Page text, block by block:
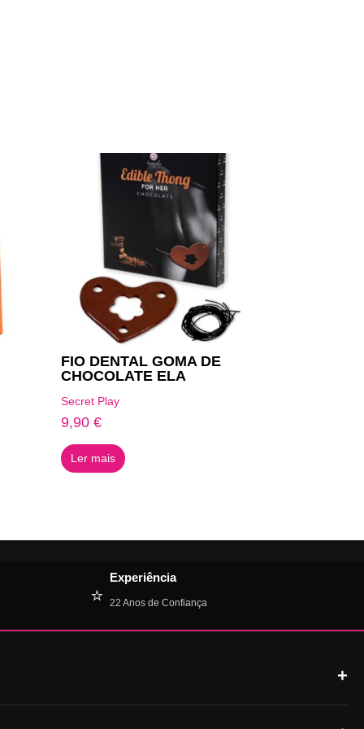
FIO DENTAL GOMA DE
CHOCOLATE ELA
Secret Play
9,90€
Ler mais
⭐
Experiência
22 Anos de Confiança